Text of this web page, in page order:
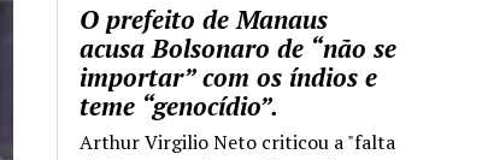
O prefeito de Manaus
acusa Bolsonaro de “não se
importar” com os índios e
teme “genocídio”.
Arthur Virgilio Neto criticou a "falta